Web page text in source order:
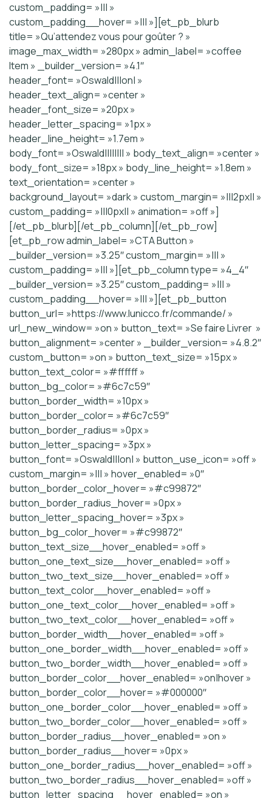
custom_padding= »||| »
custom_padding__hover= »||| »][et_pb_blurb
title= »Qu’attendez vous pour goûter ? »
image_max_width= »280px » admin_label= »coffee
Item » _builder_version= »4.1″
header_font= »Oswald|||on| »
header_text_align= »center »
header_font_size= »20px »
header_letter_spacing= »1px »
header_line_height= »1.7em »
body_font= »Oswald|||||||| » body_text_align= »center »
body_font_size= »18px » body_line_height= »1.8em »
text_orientation= »center »
background_layout= »dark » custom_margin= »|||2px|| »
custom_padding= »|||0px|| » animation= »off »]
[/et_pb_blurb][/et_pb_column][/et_pb_row]
[et_pb_row admin_label= »CTA Button »
_builder_version= »3.25″ custom_margin= »||| »
custom_padding= »||| »][et_pb_column type= »4_4″
_builder_version= »3.25″ custom_padding= »||| »
custom_padding__hover= »||| »][et_pb_button
button_url= »https://www.lunicco.fr/commande/ »
url_new_window= »on » button_text= »Se faire Livrer »
button_alignment= »center » _builder_version= »4.8.2″
custom_button= »on » button_text_size= »15px »
button_text_color= »#ffffff »
button_bg_color= »#6c7c59″
button_border_width= »10px »
button_border_color= »#6c7c59″
button_border_radius= »0px »
button_letter_spacing= »3px »
button_font= »Oswald|||on| » button_use_icon= »off »
custom_margin= »||| » hover_enabled= »0″
button_border_color_hover= »#c99872″
button_border_radius_hover= »0px »
button_letter_spacing_hover= »3px »
button_bg_color_hover= »#c99872″
button_text_size__hover_enabled= »off »
button_one_text_size__hover_enabled= »off »
button_two_text_size__hover_enabled= »off »
button_text_color__hover_enabled= »off »
button_one_text_color__hover_enabled= »off »
button_two_text_color__hover_enabled= »off »
button_border_width__hover_enabled= »off »
button_one_border_width__hover_enabled= »off »
button_two_border_width__hover_enabled= »off »
button_border_color__hover_enabled= »on|hover »
button_border_color__hover= »#000000″
button_one_border_color__hover_enabled= »off »
button_two_border_color__hover_enabled= »off »
button_border_radius__hover_enabled= »on »
button_border_radius__hover= »0px »
button_one_border_radius__hover_enabled= »off »
button_two_border_radius__hover_enabled= »off »
button_letter_spacing__hover_enabled= »on »